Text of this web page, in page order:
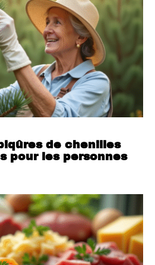
de chenilles
pour les personnes